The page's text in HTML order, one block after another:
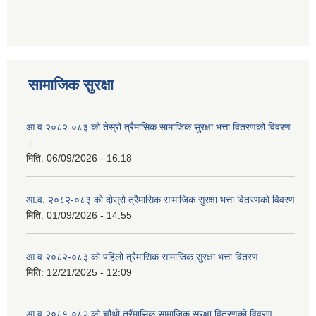
सामाजिक सुरक्षा
आ.व २०८२-०८३ को तेस्रो त्रैमासिक सामाजिक सुरक्षा भत्ता वितरणको विवरण
।
मिति: 06/09/2026 - 16:18
आ.व. २०८२-०८३ को दोस्रो त्रैमासिक सामाजिक सुरक्षा भत्ता वितरणको विवरण
मिति: 01/09/2026 - 14:55
आ.व २०८२-०८३ को पहिलो त्रैमासिक सामाजिक सुरक्षा भत्ता वितरण
मिति: 12/21/2025 - 12:09